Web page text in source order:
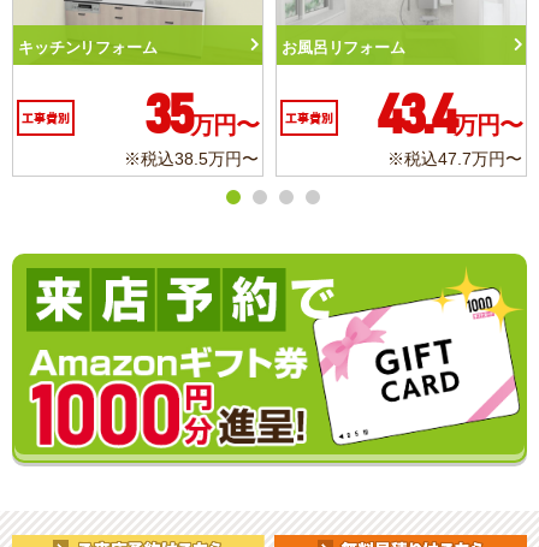
万円〜
※税込47.7万円〜
トイレリフォーム
工事費別 10.3万円〜
※税込11.3万円〜
洗面化粧台リフ
工事費別